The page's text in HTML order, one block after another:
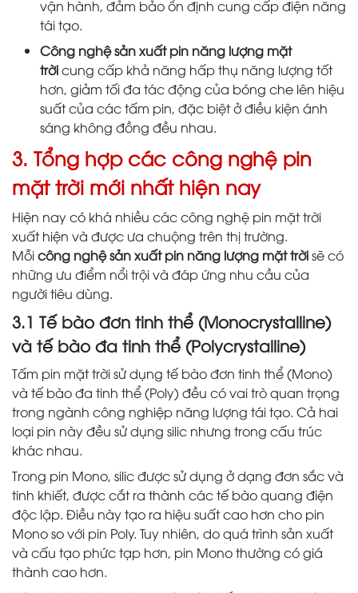
vận hành, đảm bảo ổn định cung cấp điện năng
tái tạo.
Công nghệ sản xuất pin năng lượng mặt
trờicung cấp khả năng hấp thụ năng lượng tốt
hơn, giảm tối đa tác động của bóng che lên hiệu
suất của các tấm pin, đặc biệt ở điều kiện ánh
sáng không đồng đều nhau.
3. Tổng hợp các công nghệ pin
mặt trời mới nhất hiện nay
Hiện nay có khá nhiều các công nghệ pin mặt trời
xuất hiện và được ưa chuộng trên thị trường.
Mỗicông nghệ sản xuất pin năng lượng mặt trờisẽ có
những ưu điểm nổi trội và đáp ứng nhu cầu của
người tiêu dùng.
3.1 Tế bào đơn tinh thể (Monocrystalline)
và tế bào đa tinh thể (Polycrystalline)
Tấm pin mặt trời sử dụng tế bào đơn tinh thể (Mono)
và tế bào đa tinh thể (Poly) đều có vai trò quan trọng
trong ngành công nghiệp năng lượng tái tạo. Cả hai
loại pin này đều sử dụng silic nhưng trong cấu trúc
khác nhau.
Trong pin Mono, silic được sử dụng ở dạng đơn sắc và
tinh khiết, được cắt ra thành các tế bào quang điện
độc lập. Điều này tạo ra hiệu suất cao hơn cho pin
Mono so với pin Poly. Tuy nhiên, do quá trình sản xuất
và cấu tạo phức tạp hơn, pin Mono thường có giá
thành cao hơn.